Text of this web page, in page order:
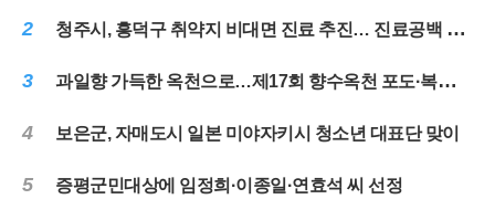
2 청주시, 흥덕구 취약지 비대면 진료 추진… 진료공백 해소
3 과일향 가득한 옥천으로…제17회 향수옥천 포도·복숭아축제 31일 개막
4 보은군, 자매도시 일본 미야자키시 청소년 대표단 맞이
5 증평군민대상에 임정희·이종일·연효석 씨 선정